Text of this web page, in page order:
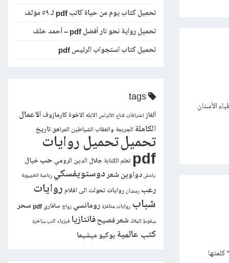
الأسنان
تحميل كتاب يوم من حياة كاتب pdf لـ ٥٩ مؤلف
تحميل رواية نحو نار أفضل pdf – أحمد خلف
تحميل كتاب استجواب الرئيس pdf
ألغاز اعترافات قناع الأندلس الابلهالاخوة كارمازوف الاعمال
الكاملة الجريمة والعقاب الشياطين المراهق تاريخ
تحميلتحميل روايات
pdf تعلم الكتابة جلال الدين الرومي حب خيال
داعش دواوين شعردوستويفسكي رباعية الخصوبة
رعب رمضان روايات تحولت الى افلام روايات
شباب روايات متلفزة رومانسي زواج سافاري pdf سحر
سقوط الملاك شعر فصيحفانتازيا فيزياء كتب ساخرة
كتب عالمية يوكيو ميشيما